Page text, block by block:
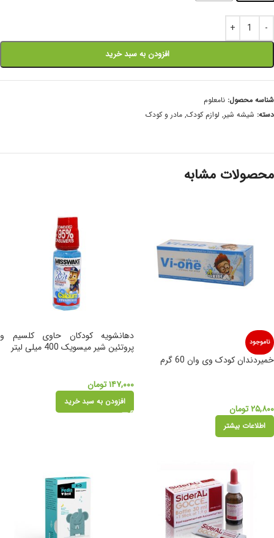
افزودن به سبد خرید
شناسه محصول: نامعلوم
دسته: شیشه شیر, لوازم کودک, مادر و کودک
محصولات مشابه
ناموجود
خمیردندان کودک وی وان 60 گرم
۲۵,۸۰۰تومان
اطلاعات بیشتر
دهانشویه کودکان حاوی کلسیم و
پروتئین شیر میسویک 400 میلی لیتر
۱۴۷,۰۰۰تومان
افزودن به سبد خرید